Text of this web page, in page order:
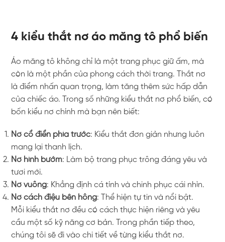
4 kiểu thắt nơ áo măng tô phổ biến
Áo măng tô không chỉ là một trang phục giữ ấm, mà
còn là một phần của phong cách thời trang. Thắt nơ
là điểm nhấn quan trọng, làm tăng thêm sức hấp dẫn
của chiếc áo. Trong số những kiểu thắt nơ phổ biến, có
bốn kiểu nơ chính mà bạn nên biết:
Nơ cổ điển phía trước: Kiểu thắt đơn giản nhưng luôn
mang lại thanh lịch.
Nơ hình bướm: Làm bộ trang phục trông đáng yêu và
tươi mới.
Nơ vuông: Khẳng định cá tính và chinh phục cái nhìn.
Nơ cách điệu bên hông: Thể hiện tự tin và nổi bật.
Mỗi kiểu thắt nơ đều có cách thực hiện riêng và yêu
cầu một số kỹ năng cơ bản. Trong phần tiếp theo,
chúng tôi sẽ đi vào chi tiết về từng kiểu thắt nơ.